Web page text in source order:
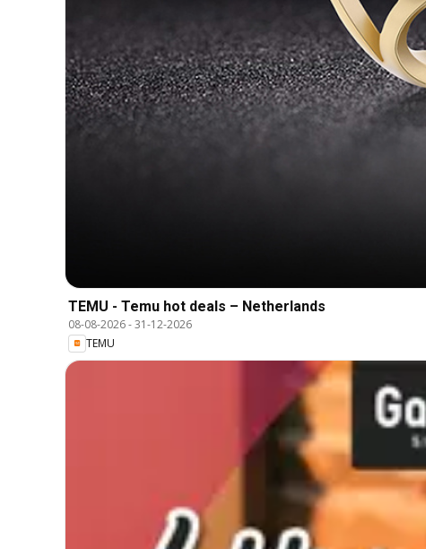
TEMU - Temu hot deals – Netherlands
08-08-2026-31-12-2026
TEMU